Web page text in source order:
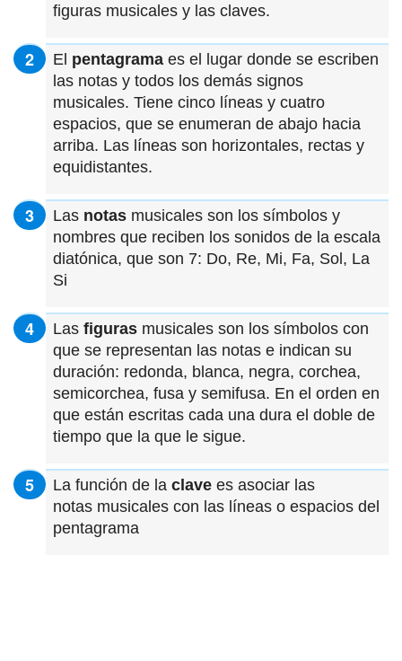
figuras musicales y las claves.
El pentagrama es el lugar donde se escriben
las notas y todos los demás signos
musicales. Tiene cinco líneas y cuatro
espacios, que se enumeran de abajo hacia
arriba. Las líneas son horizontales, rectas y
equidistantes.
Las notas musicales son los símbolos y
nombres que reciben los sonidos de la escala
diatónica, que son 7: Do, Re, Mi, Fa, Sol, La
Si
Las figuras musicales son los símbolos con
que se representan las notas e indican su
duración: redonda, blanca, negra, corchea,
semicorchea, fusa y semifusa. En el orden en
que están escritas cada una dura el doble de
tiempo que la que le sigue.
La función de la clave es asociar las
notas musicales con las líneas o espacios del
pentagrama